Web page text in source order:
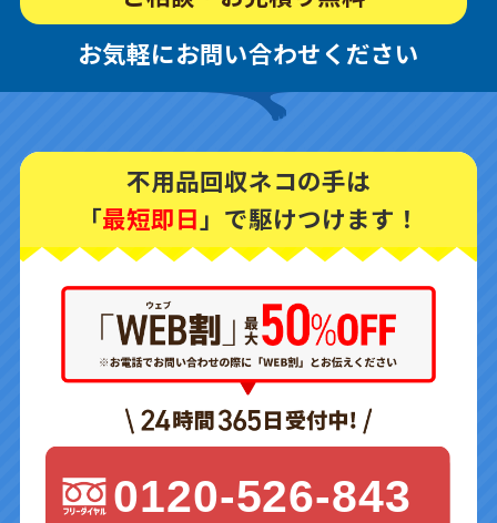
お気軽にお問い合わせください
不用品回収ネコの手は
「最短即日 」で駆けつけます！
0120-526-843